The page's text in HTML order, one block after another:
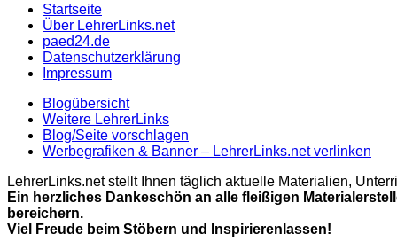
Startseite
Über LehrerLinks.net
paed24.de
Datenschutzerklärung
Impressum
Blogübersicht
Weitere LehrerLinks
Blog/Seite vorschlagen
Werbegrafiken & Banner – LehrerLinks.net verlinken
LehrerLinks.net stellt Ihnen täglich aktuelle Materialien,
Ein herzliches Dankeschön an alle fleißigen
bereichern.
Viel Freude beim Stöbern und Inspirierenlassen!